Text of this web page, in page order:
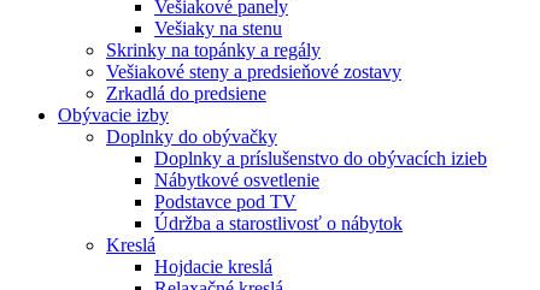
Vešiakové panely
Vešiaky na stenu
Skrinky na topánky a regály
Vešiakové steny a predsieňové zostavy
Zrkadlá do predsiene
Obývacie izby
Doplnky do obývačky
Doplnky a príslušenstvo do obývacích izieb
Nábytkové osvetlenie
Podstavce pod TV
Údržba a starostlivosť o nábytok
Kreslá
Hojdacie kreslá